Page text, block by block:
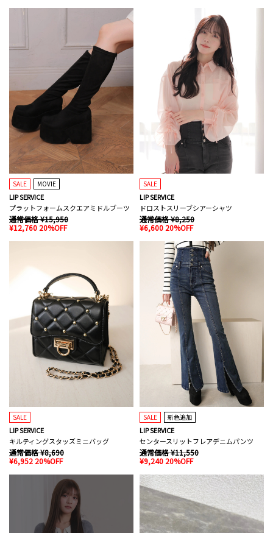
SALE MOVIE
LIP SERVICE
プラットフォームスクエアミドルブーツ
通常価格 ¥15,950
¥12,760 20%OFF
SALE
LIP SERVICE
ドロストスリーブシアーシャツ
通常価格 ¥8,250
¥6,600 20%OFF
SALE
LIP SERVICE
キルティングスタッズミニバッグ
通常価格 ¥8,690
¥6,952 20%OFF
SALE 新色追加
LIP SERVICE
センタースリットフレアデニムパンツ
通常価格 ¥11,550
¥9,240 20%OFF